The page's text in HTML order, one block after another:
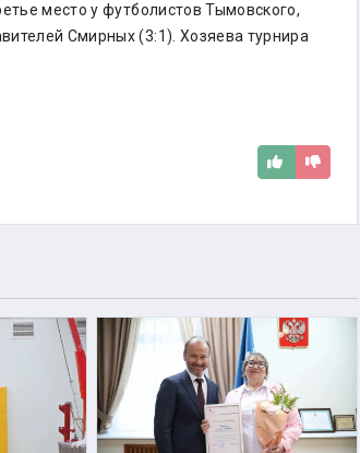
место у футболистов Тымовского,
Смирных (3:1). Хозяева турнира